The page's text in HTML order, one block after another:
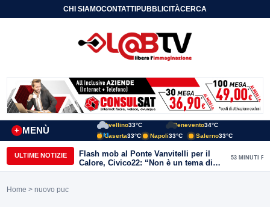
CHI SIAMOCONTATTIPUBBLICITÀCERCA
MENÙ
+
Avellino33°C Benevento34°C
Caserta33°C Napoli33°C Salerno33°C
ULTIME NOTIZIE
Flash mob al Ponte Vanvitelli per il
Calore, Civico22: “Non è un tema di
quartiere, riguarda tutta Benevento”
53 MINUTI FA
Home > nuovo puc